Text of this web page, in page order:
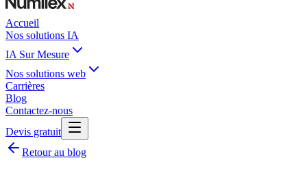
Accueil
Nos solutions IA
IA Sur Mesure
Nos solutions web
Carrières
Blog
Contactez-nous
Devis gratuit
Retour au blog